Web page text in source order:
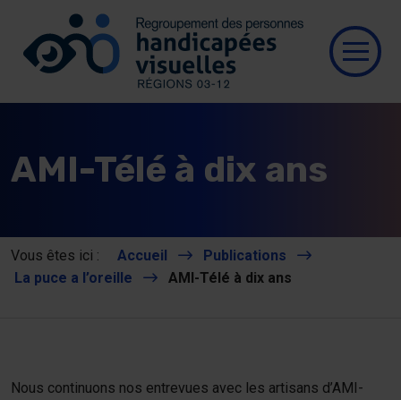
Se connecter
Aller au contenu
Allez à la page d’accueil
AMI-Télé à dix ans
Vous êtes ici : Accueil
Publications
La puce a l’oreille
AMI-Télé à dix ans
Nous continuons nos entrevues avec les artisans d’AMI-